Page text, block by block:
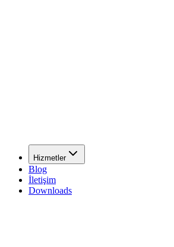
Hizmetler
Blog
İletişim
Downloads